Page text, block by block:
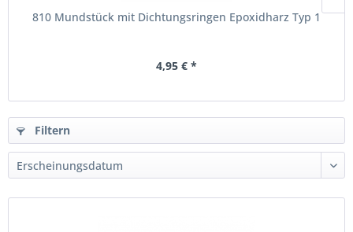
810 Mundstück mit Dichtungsringen Epoxidharz Typ 1
4,95 € *
Filtern